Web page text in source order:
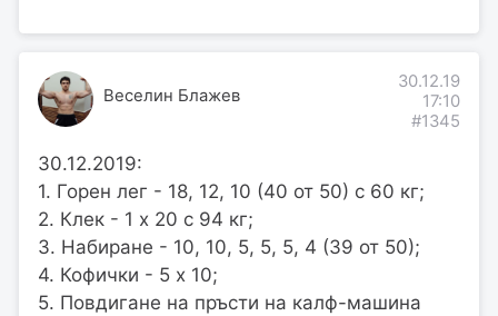
Веселин Блажев
30.12.19
17:10
#1345
30.12.2019:
1. Горен лег - 18, 12, 10 (40 от 50) с 60 кг;
2. Клек - 1 х 20 с 94 кг;
3. Набиране - 10, 10, 5, 5, 5, 4 (39 от 50);
4. Кофички - 5 х 10;
5. Повдигане на пръсти на калф-машина